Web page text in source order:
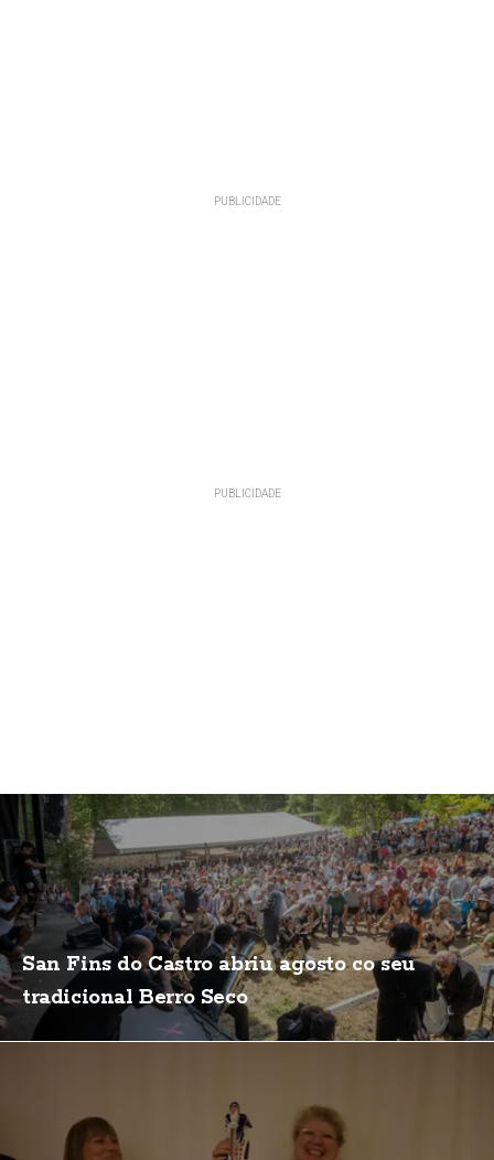
San Fins do Castro abriu agosto co seu
tradicional Berro Seco